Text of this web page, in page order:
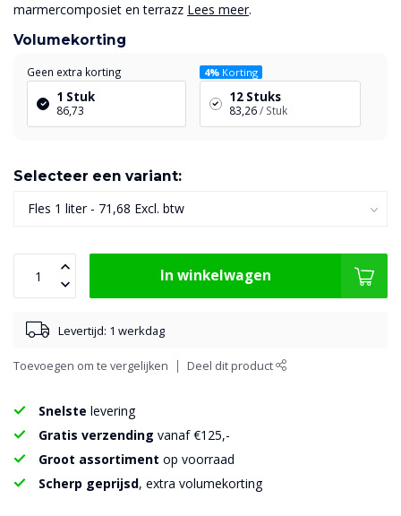
marmercomposiet en terrazz Lees meer.
Volumekorting
Geen extra korting
1 Stuk
86,73
4%Korting
12 Stuks
83,26 / Stuk
Selecteer een variant:
In winkelwagen
Levertijd: 1 werkdag
Toevoegen om te vergelijken Deel dit product
Snelste levering
Gratis verzending vanaf €125,-
Groot assortiment op voorraad
Scherp geprijsd, extra volumekorting